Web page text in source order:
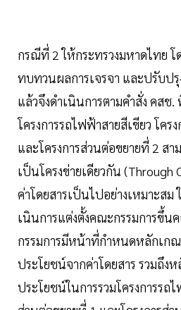
กรณีที่ 2 ให้กระทรวงมหาดไทย
ทบทวนผลการเจรจา และปรับป
แล้วจึงดำเนินการตามคำสั่ง คส
โครงการรถไฟฟ้าสายสีเขียว โคร
และโครงการส่วนต่อขยายที่ 2 ส
เป็นโครงข่ายเดียวกัน (Through
ค่าโดยสารเป็นไปอย่างเหมาะสม
เนินการแต่งตั้งคณะกรรมการขึ้
กรรมการมีหน้าที่กําหนดหลักเก
ประโยชน์จากค่าโดยสาร รวมถึ
ประโยชน์ในการรวมโครงการรถ